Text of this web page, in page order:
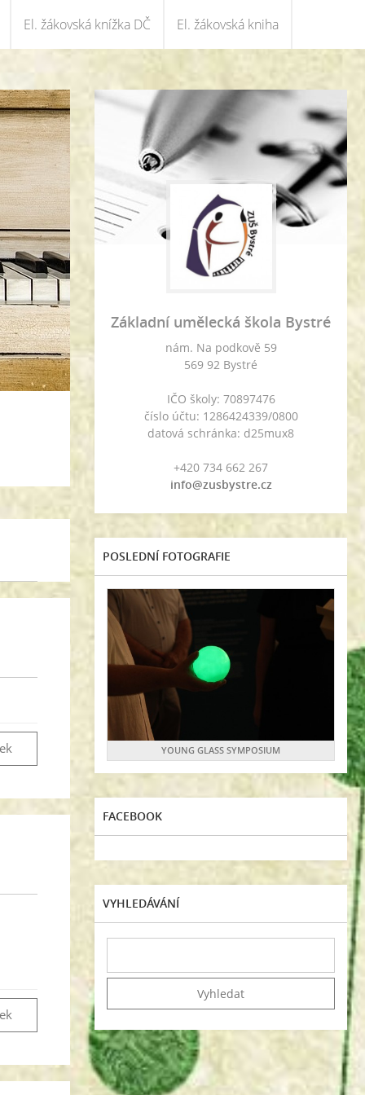
El. žákovská knížka DČ El. žákovská kniha
Základní umělecká škola Bystré
nám. Na podkově 59
569 92 Bystré
IČO školy: 70897476
číslo účtu: 1286424339/0800
datová schránka: d25mux8
+420 734 662 267
info@zusbystre.cz
POSLEDNÍ FOTOGRAFIE
YOUNG GLASS SYMPOSIUM
FACEBOOK
VYHLEDÁVÁNÍ